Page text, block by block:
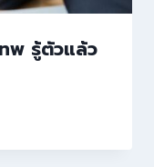
พ รู้ตัวแล้ว